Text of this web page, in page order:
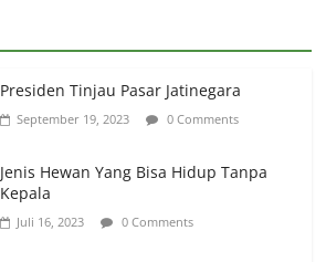
Presiden Tinjau Pasar Jatinegara
September 19, 2023 0 Comments
Jenis Hewan Yang Bisa Hidup Tanpa
Kepala
Juli 16, 2023 0 Comments